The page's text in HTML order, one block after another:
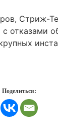
Стриж-
отказами
Поделиться: